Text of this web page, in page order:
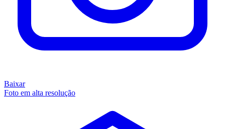
Baixar
Foto em alta resolução